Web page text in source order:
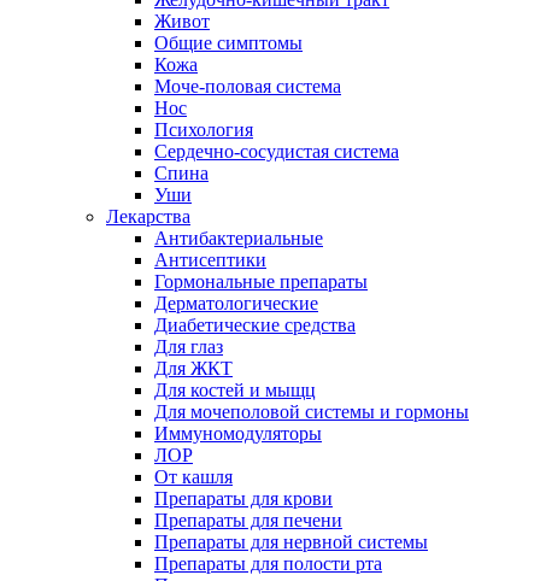
Живот
Общие симптомы
Кожа
Моче-половая система
Нос
Психология
Сердечно-сосудистая система
Спина
Уши
Лекарства
Антибактериальные
Антисептики
Гормональные препараты
Дерматологические
Диабетические средства
Для глаз
Для ЖКТ
Для костей и мыщц
Для мочеполовой системы и гормоны
Иммуномодуляторы
ЛОР
От кашля
Препараты для крови
Препараты для печени
Препараты для нервной системы
Препараты для полости рта